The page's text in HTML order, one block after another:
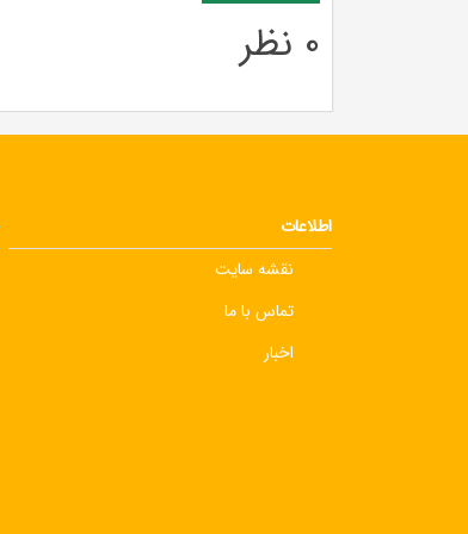
0 نظر
اطلاعات
نقشه سایت
تماس با ما
اخبار